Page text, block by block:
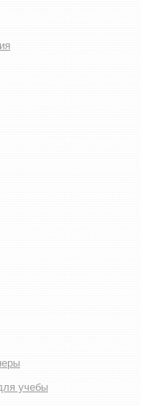
учебы